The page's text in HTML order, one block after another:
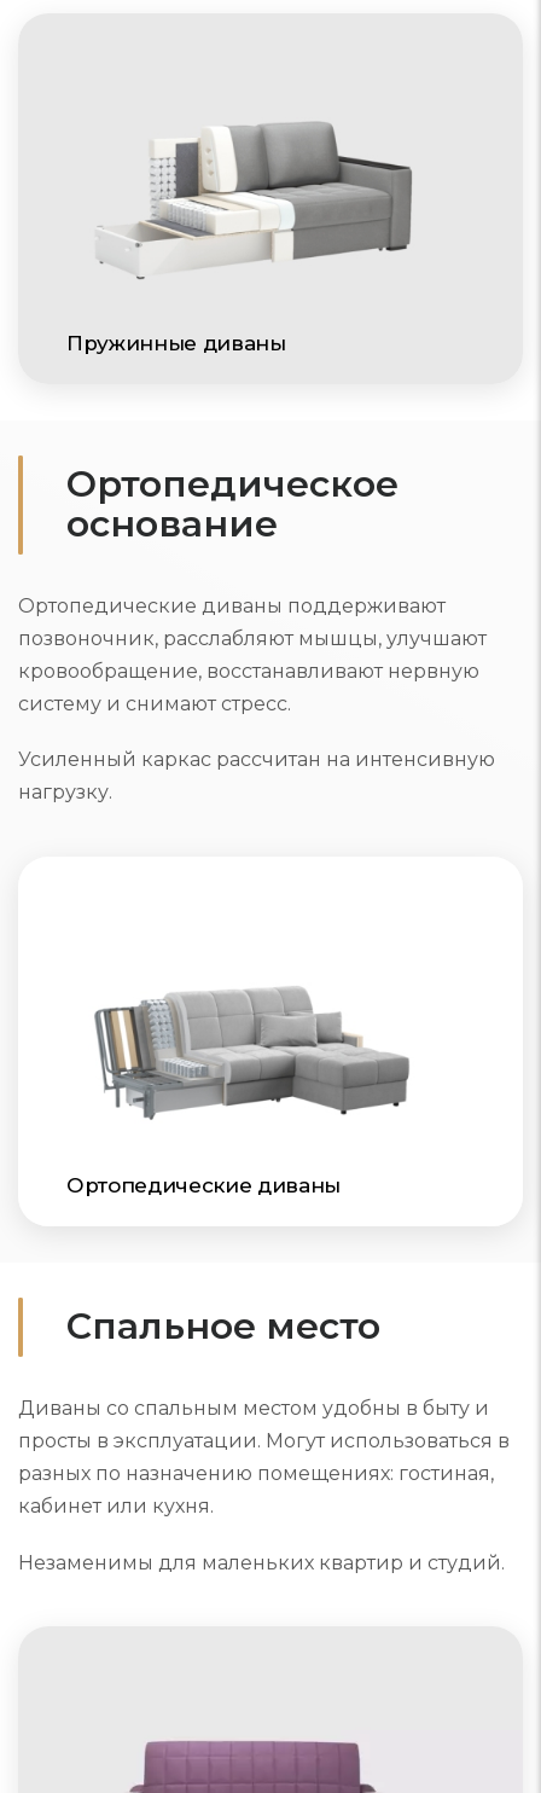
Пружинные диваны
Ортопедическое
основание
Ортопедические диваны поддерживают
позвоночник, расслабляют мышцы, улучшают
кровообращение, восстанавливают нервную
систему и снимают стресс.
Усиленный каркас рассчитан на интенсивную
нагрузку.
Ортопедические диваны
Спальное место
Диваны со спальным местом удобны в быту и
просты в эксплуатации. Могут использоваться в
разных по назначению помещениях: гостиная,
кабинет или кухня.
Незаменимы для маленьких квартир и студий.